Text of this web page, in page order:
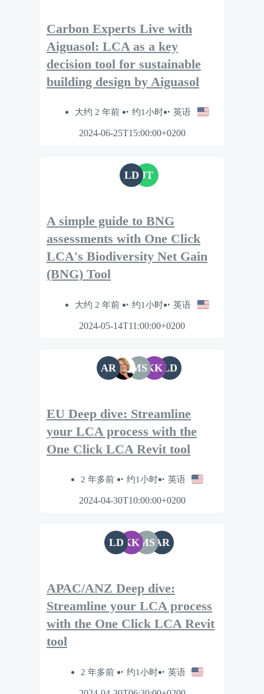
Carbon Experts Live with
Aiguasol: LCA as a key
decision tool for sustainable
building design by Aiguasol
大约 2 年前 约1小时 英语
2024-06-25T15:00:00+0200
LD JT
A simple guide to BNG
assessments with One Click
LCA's Biodiversity Net Gain
(BNG) Tool
大约 2 年前 约1小时 英语
2024-05-14T11:00:00+0200
AR MSKK LD
EU Deep dive: Streamline
your LCA process with the
One Click LCA Revit tool
2 年多前 约1小时 英语
2024-04-30T10:00:00+0200
LD KKMS AR
APAC/ANZ Deep dive:
Streamline your LCA process
with the One Click LCA Revit
tool
2 年多前 约1小时 英语